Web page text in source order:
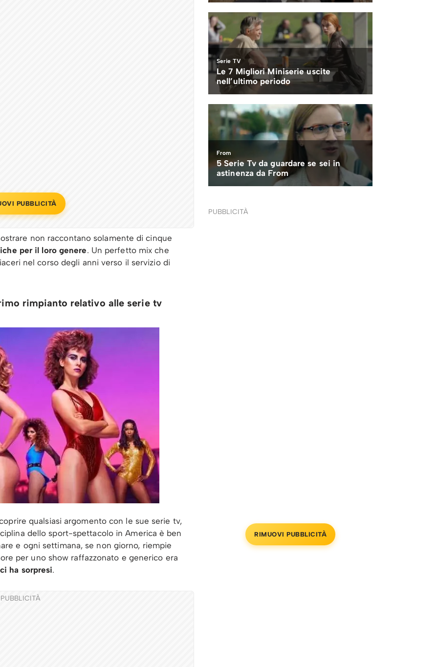
PUBBLICITÀ
non raccontano solamente di cinque
per il loro genere. Un perfetto mix che
nel corso degli anni verso il servizio di
rimpianto relativo alle serie tv
qualsiasi argomento con le sue serie tv,
dello sport-spettacolo in America è ben
e ogni settimana, se non giorno, riempie
per uno show raffazzonato e generico era
ha sorpresi.
PUBBLICITÀ
PUBBLICITÀ
RIMUOVI PUBBLICITÀ